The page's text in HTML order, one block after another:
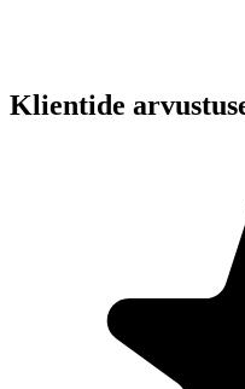
Klientide